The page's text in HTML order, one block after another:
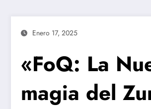
Enero 17, 2025
«FoQ: La
magia del